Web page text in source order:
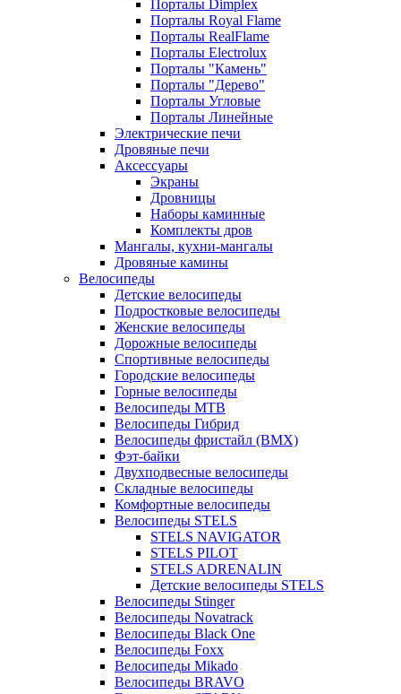
Порталы Dimplex
Порталы Royal Flame
Порталы RealFlame
Порталы Electrolux
Порталы "Камень"
Порталы "Дерево"
Порталы Угловые
Порталы Линейные
Электрические печи
Дровяные печи
Аксессуары
Экраны
Дровницы
Наборы каминные
Комплекты дров
Мангалы, кухни-мангалы
Дровяные камины
Велосипеды
Детские велосипеды
Подростковые велосипеды
Женские велосипеды
Дорожные велосипеды
Спортивные велосипеды
Городские велосипеды
Горные велосипеды
Велосипеды MTB
Велосипеды Гибрид
Велосипеды фристайл (BMX)
Фэт-байки
Двухподвесные велосипеды
Складные велосипеды
Комфортные велосипеды
Велосипеды STELS
STELS NAVIGATOR
STELS PILOT
STELS ADRENALIN
Детские велосипеды STELS
Велосипеды Stinger
Велосипеды Novatrack
Велосипеды Black One
Велосипеды Foxx
Велосипеды Mikado
Велосипеды BRAVO